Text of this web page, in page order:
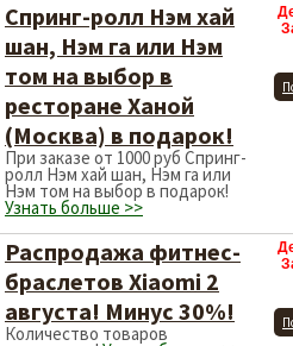
Спринг-ролл Нэм хай
шан, Нэм га или Нэм
том на выбор в
ресторане Ханой
(Москва) в подарок!
При заказе от 1000 руб Спринг-
ролл Нэм хай шан, Нэм га или
Нэм том на выбор в подарок!
Узнать больше >>
Распродажа фитнес-
браслетов Xiaomi 2
августа! Минус 30%!
Количество товаров